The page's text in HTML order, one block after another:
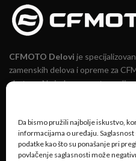
Da bismo pružili najbolje iskustvo,
informacijama o uređaju.
podatke kao što su ponašanje pri
povlačenje saglasnosti može
CFMOTO Delovi je
zamenskih delova i opreme za
skutere. Na jednom mestu
Lokacije
+381 64 648 0936
delovi@cfmoto.rs